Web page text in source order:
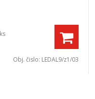
Obj. čislo: LEDAL9/z1/03